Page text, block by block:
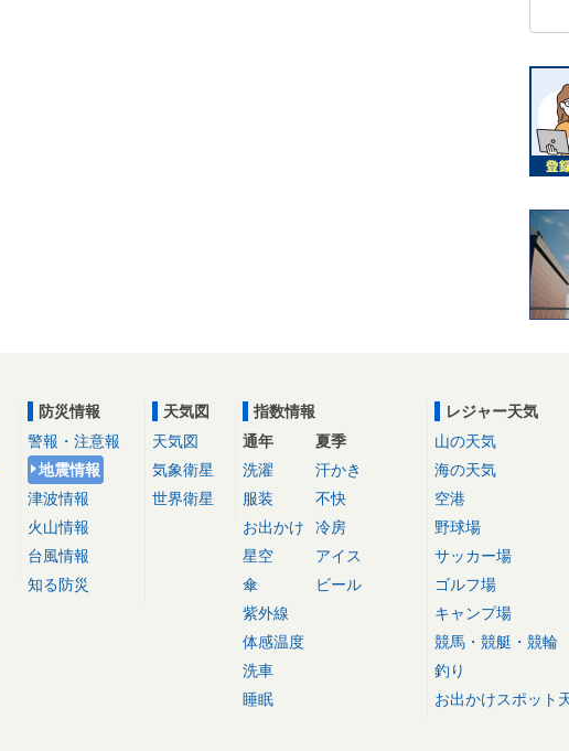
防災情報
警報・注意報
地震情報
津波情報
火山情報
台風情報
知る防災
天気図
天気図
気象衛星
世界衛星
指数情報
通年
洗濯
服装
お出かけ
星空
傘
紫外線
体感温度
洗車
睡眠
夏季
汗かき
不快
冷房
アイス
ビール
レジャー天気
山の天気
海の天気
空港
野球場
サッカー場
ゴルフ場
キャンプ場
競馬・競艇・競輪
釣り
お出かけスポット